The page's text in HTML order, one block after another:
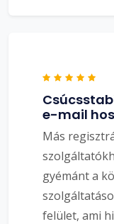
e-mail
Más
gyémánt a
felület, ami